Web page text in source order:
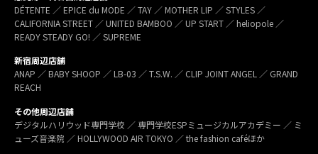
DÉTENTE ／ EPICE du MODE ／ TAY ／ MOTHER LIP ／ STYLES ／
CALIFORNIA STREET ／ UNITED BAMBOO ／ UP START ／ heliopole ／
READY STEADY GO! ／ SUPREME
新宿周辺店舗
ANAP ／ BABY SHOOP ／ LB-03 ／ T.S.W. ／ CLIP JOINT ANGEL ／ GRAND
REACH
その他周辺店舗
デジタルハリウッド専門学校 ／ 専門学校ESPミュージカルアカデミー ／ ミ
ューズ音楽院 ／ HOLLYWOOD AIR TOKYO ／ the fashion caféほか